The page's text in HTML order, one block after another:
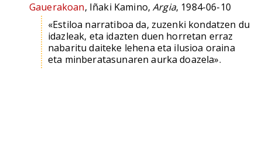
Gauerakoan, Iñaki Kamino,Argia, 1984-06-10
«Estiloa narratiboa da, zuzenki kondatzen du
idazleak, eta idazten duen horretan erraz
nabaritu daiteke lehena eta ilusioa oraina
eta minberatasunaren aurka doazela».